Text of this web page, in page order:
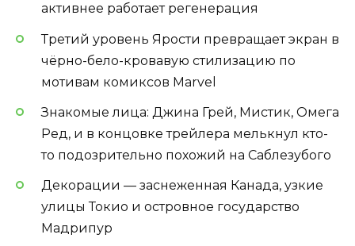
активнее работает регенерация
Третий уровень Ярости превращает экран в
чёрно-бело-кровавую стилизацию по
мотивам комиксов Marvel
Знакомые лица: Джина Грей, Мистик, Омега
Ред, и в концовке трейлера мелькнул кто-
то подозрительно похожий на Саблезубого
Декорации — заснеженная Канада, узкие
улицы Токио и островное государство
Мадрипур